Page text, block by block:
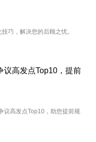
巧，解决您的后顾之忧。
议高发点Top10，提前
议高发点Top10，助您提前规